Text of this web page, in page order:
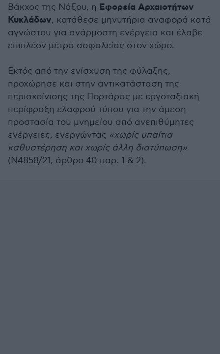
Βάκχος της Νάξου, η Εφορεία Αρχαιοτήτων
Κυκλάδων, κατάθεσε μηνυτήρια αναφορά κατά
αγνώστου για ανάρμοστη ενέργεια και έλαβε
επιπλέον μέτρα ασφαλείας στον χώρο.
Εκτός από την ενίσχυση της φύλαξης,
προχώρησε και στην αντικατάσταση της
περισχοίνισης της Πορτάρας με εργοταξιακή
περίφραξη ελαφρού τύπου για την άμεση
προστασία του μνημείου από ανεπιθύμητες
ενέργειες, ενεργώντας «χωρίς υπαίτια
καθυστέρηση και χωρίς άλλη διατύπωση»
(Ν4858/21, άρθρο 40 παρ. 1 & 2).